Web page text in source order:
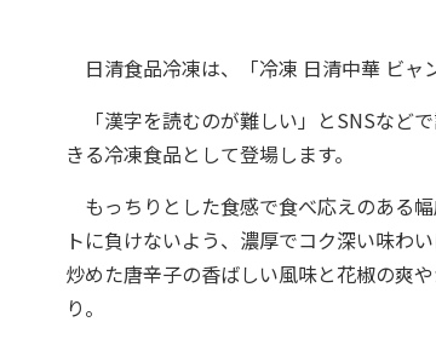
日清食品冷凍は、「冷凍 日清中華 ビャ
「漢字を読むのが難しい」とSNSなど
きる冷凍食品として登場します。
もっちりとした食感で食べ応えのある
トに負けないよう、濃厚でコク深い味わ
炒めた唐辛子の香ばしい風味と花椒の爽
り。